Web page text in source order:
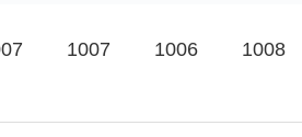
1007 1006 1008